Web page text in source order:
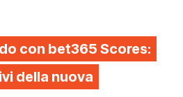
con bet365 Scores:
della nuova